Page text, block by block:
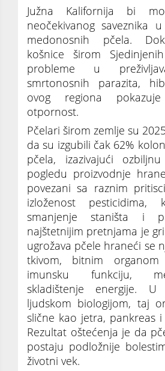
Južna Kalifornija bi
neočekivanog saveznika
medonosnih pčela.
košnice širom
probleme u
smrtonosnih parazita,
ovog regiona pokazuje
otpornost.
Pčelari širom zemlje su
da su izgubili čak 62%
pčela, izazivajući
pogledu proizvodnje
povezani sa raznim
izloženost pesticidima,
smanjenje staništa i
najštetnijim pretnjama je
ugrožava pčele hraneći se
tkivom, bitnim
imunsku funkciju,
skladištenje energije.
ljudskom biologijom, taj
slične kao jetra, pankreas
Rezultat oštećenja je da
postaju podložnije
životni vek.